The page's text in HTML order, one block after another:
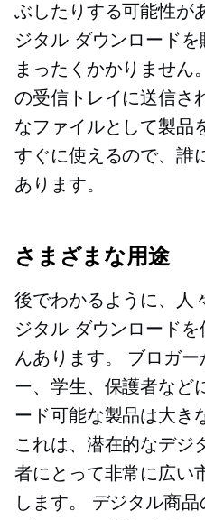
ぶしたりする可能性が
ジタル ダウンロード
まったくかかりません
の受信トレイに送信さ
なファイルとして製品
すぐに使えるので、誰
あります。
さまざまな用途
後でわかるように、人
ジタル ダウンロード
んあります。 ブロガ
ー、学生、保護者など
ード可能な製品は大き
これは、潜在的なデジ
者にとって非常に広い
します。 デジタル商